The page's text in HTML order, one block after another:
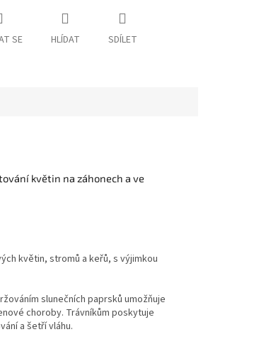
SE HLÍDAT SDÍLET
květin na záhonech a ve
květin, stromů a keřů, s výjimkou
slunečních paprsků umožňuje
choroby. Trávníkům poskytuje
a šetří vláhu.